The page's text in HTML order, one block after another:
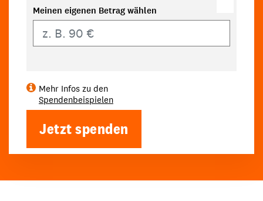
Meinen eigenen Betrag wählen
Mehr Infos zu den
Spendenbeispielen
Jetzt spenden